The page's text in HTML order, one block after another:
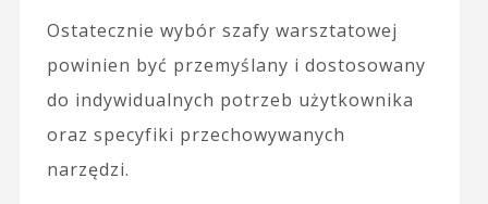
Ostatecznie wybór szafy warsztatowej
powinien być przemyślany i dostosowany
do indywidualnych potrzeb użytkownika
oraz specyfiki przechowywanych
narzędzi.